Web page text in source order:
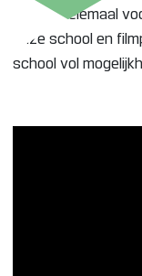
pagina helemaal
onze school en
school vol